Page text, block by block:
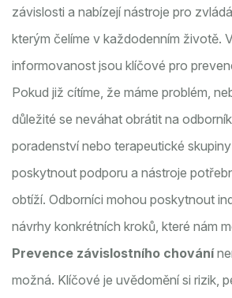
závislosti a nabízejí nástroje pro
kterým čelíme v každodenním životě.
informovanost jsou klíčové pro
Pokud již cítíme, že máme problém,
důležité se neváhat obrátit na
poradenství nebo terapeutické
poskytnout podporu a nástroje
obtíží. Odborníci mohou poskytnout
návrhy konkrétních kroků, které nám
Prevence závislostního chování
možná. Klíčové je uvědomění si rizik,